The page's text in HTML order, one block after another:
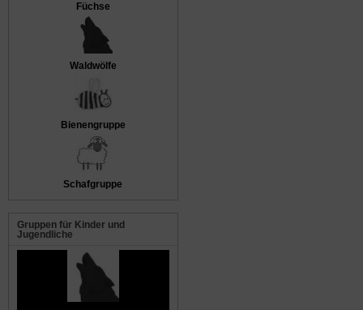
Füchse
Waldwölfe
Bienengruppe
Schafgruppe
Gruppen für Kinder und
Jugendliche